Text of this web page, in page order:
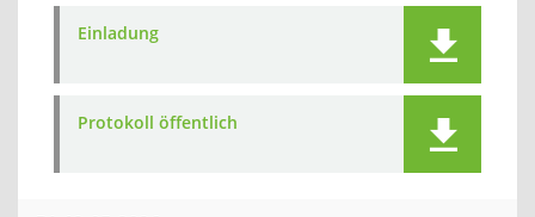
Einladung
Protokoll öffentlich